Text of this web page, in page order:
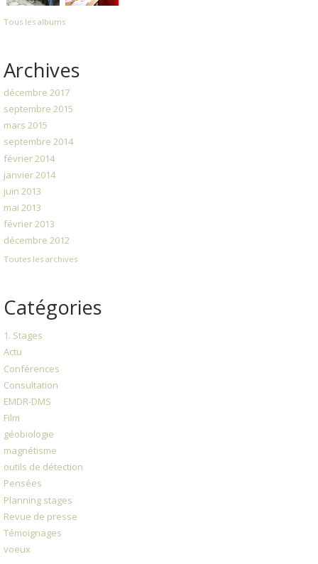
Tous les albums
Archives
décembre 2017
septembre 2015
mars 2015
septembre 2014
février 2014
janvier 2014
juin 2013
mai 2013
février 2013
décembre 2012
Toutes les archives
Catégories
1. Stages
Actu
Conférences
Consultation
EMDR-DMS
Film
géobiologie
magnétisme
outils de détection
Pensées
Planning stages
Revue de presse
Témoignages
voeux